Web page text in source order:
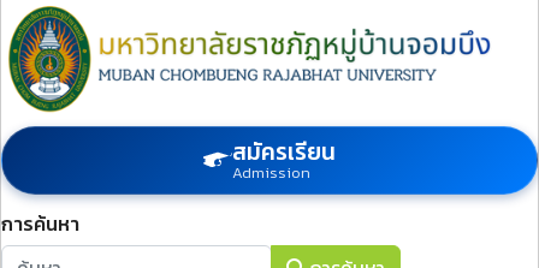
สมัครเรียน
Admission
การค้นหา
การค้นหา